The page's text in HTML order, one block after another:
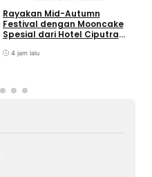
Rayakan Mid-Autumn
Festival dengan Mooncake
Spesial dari Hotel Ciputra
4 jam lalu